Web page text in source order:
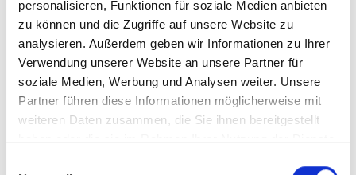
personalisieren, Funktionen für soziale Medien anbieten
zu können und die Zugriffe auf unsere Website zu
analysieren. Außerdem geben wir Informationen zu Ihrer
Verwendung unserer Website an unsere Partner für
soziale Medien, Werbung und Analysen weiter. Unsere
Partner führen diese Informationen möglicherweise mit
weiteren Daten zusammen, die Sie ihnen bereitgestellt
haben oder die sie im Rahmen Ihrer Nutzung der Dienste
Der Prozess des wissenschaftlichen
Schreibens kann ohne das richtige
Wissen eine große Herausforderung
darstellen. Jedoch, ausgestattet mit
denTechniken und Strategiendieses
Kurses, wird die Formatierung deiner